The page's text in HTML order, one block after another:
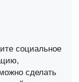
социальное
сделать